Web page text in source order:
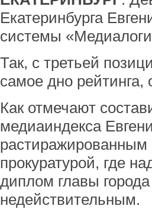
Екатеринбурга
системы
Так, с третьей
самое дно
Как отмечают
медиаиндекса
прокуратурой, где
диплом главы
недействительным.